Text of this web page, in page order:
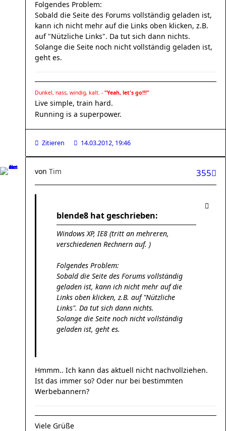
Folgendes Problem:
Sobald die Seite des Forums vollständig geladen ist,
kann ich nicht mehr auf die Links oben klicken, z.B.
auf "Nützliche Links". Da tut sich dann nichts.
Solange die Seite noch nicht vollständig geladen ist,
geht es.
Dunkel, nass, windig, kalt. - "Yeah, let's go!!!"
Live simple, train hard.
Running is a superpower.
Zitieren 14.03.2012, 19:46
355
von Tim
blende8 hat geschrieben:
Windows XP, IE8 (tritt an mehreren,
verschiedenen Rechnern auf. )
Folgendes Problem:
Sobald die Seite des Forums vollständig
geladen ist, kann ich nicht mehr auf die
Links oben klicken, z.B. auf "Nützliche
Links". Da tut sich dann nichts.
Solange die Seite noch nicht vollständig
geladen ist, geht es.
Hmmm.. Ich kann das aktuell nicht nachvollziehen.
Ist das immer so? Oder nur bei bestimmten
Werbebannern?
Viele Grüße